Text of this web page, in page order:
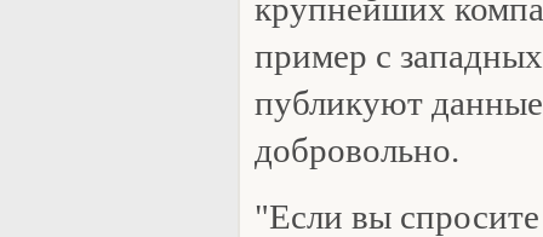
крупнейших
пример с
публикуют
добровольно.
"Если вы